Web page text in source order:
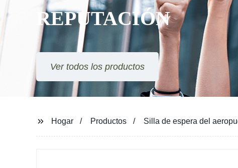
REPUTACIÓN
Ver todos los productos
Hogar Productos Silla de espera del